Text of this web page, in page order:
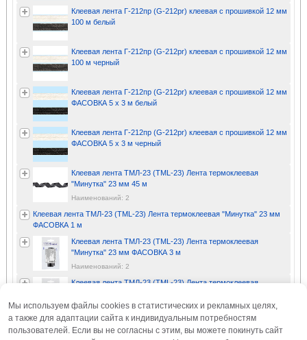
Клеевая лента Г-212пр (G-212pr) клеевая с прошивкой 12 мм
100 м белый
Клеевая лента Г-212пр (G-212pr) клеевая с прошивкой 12 мм
100 м черный
Клеевая лента Г-212пр (G-212pr) клеевая с прошивкой 12 мм
ФАСОВКА 5 х 3 м белый
Клеевая лента Г-212пр (G-212pr) клеевая с прошивкой 12 мм
ФАСОВКА 5 х 3 м черный
Клеевая лента ТМЛ-23 (TML-23) Лента термоклеевая
"Минутка" 23 мм 45 м
Наименований: 2
Клеевая лента ТМЛ-23 (TML-23) Лента термоклеевая "Минутка" 23 мм
ФАСОВКА 1 м
Клеевая лента ТМЛ-23 (TML-23) Лента термоклеевая
"Минутка" 23 мм ФАСОВКА 3 м
Наименований: 2
Клеевая лента ТМЛ-23 (TML-23) Лента термоклеевая
Наименований: 2
Клеевая лента с клеевым слоем 24 мм 46 м
Наименований: 3
Мы используем файлы cookies в статистических и рекламных целях,
а также для адаптации сайта к индивидуальным потребностям
пользователей. Если вы не согласны с этим, вы можете покинуть сайт